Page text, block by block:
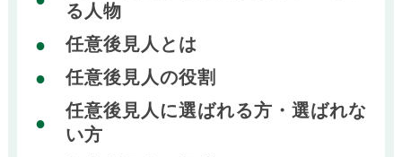
る人物
任意後見人とは
任意後見人の役割
任意後見人に選ばれる方・選ばれな
い方